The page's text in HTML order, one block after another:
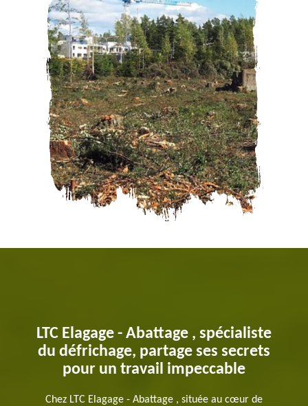
LTC Elagage - Abattage , spécialiste
du défrichage, partage ses secrets
pour un travail impeccable
Chez LTC Elagage - Abattage , située au cœur de